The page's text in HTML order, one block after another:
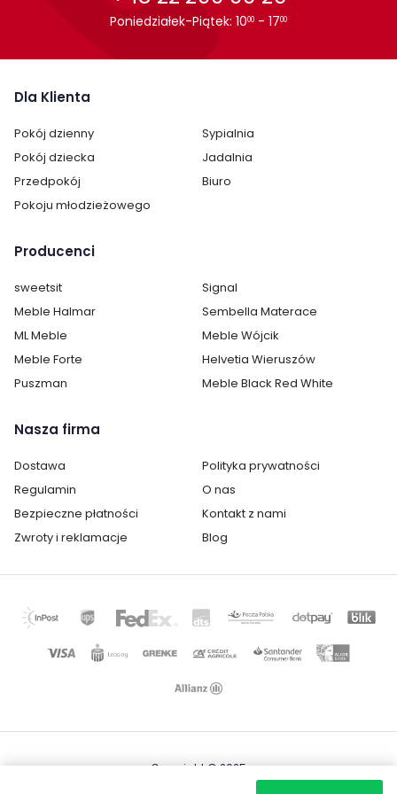
Stolik kawowy Trend firmy Lenart jest oryginalnie zapakowana
montażu.
Cechy charakterystyczne
Szerokość: 100 cm
50 cm
Głębokość: 70 cm
Kolor: Kolor drewna
Poniedziałek-Piątek: 1000 - 1700
Dla Klienta
Pokój dzienny
Sypialnia
Pokój dziecka
Jadalnia
Przedpokój
Biuro
Pokoju młodzieżowego
Producenci
sweetsit
Signal
Meble Halmar
Sembella Materace
ML Meble
Meble Wójcik
Meble Forte
Helvetia Wieruszów
Puszman
Meble Black Red White
Nasza firma
Dostawa
Polityka prywatności
Regulamin
O nas
Bezpieczne płatności
Kontakt z nami
Zwroty i reklamacje
Blog
Copyright © 2025